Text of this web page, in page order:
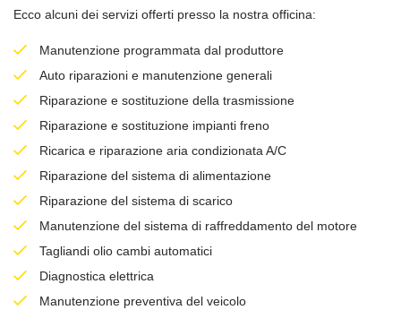
Ecco alcuni dei servizi offerti presso la nostra officina:
Manutenzione programmata dal produttore
Auto riparazioni e manutenzione generali
Riparazione e sostituzione della trasmissione
Riparazione e sostituzione impianti freno
Ricarica e riparazione aria condizionata A/C
Riparazione del sistema di alimentazione
Riparazione del sistema di scarico
Manutenzione del sistema di raffreddamento del motore
Tagliandi olio cambi automatici
Diagnostica elettrica
Manutenzione preventiva del veicolo